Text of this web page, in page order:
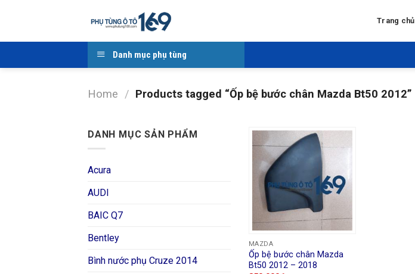
Trang chủ
Danh mục phụ tùng
Home / Products tagged “Ốp bệ bước chân Mazda Bt50 2012”
DANH MỤC SẢN PHẨM
Acura
AUDI
BAIC Q7
Bentley
Bình nước phụ Cruze 2014
MAZDA
Ốp bệ bước chân Mazda
Bt50 2012 – 2018